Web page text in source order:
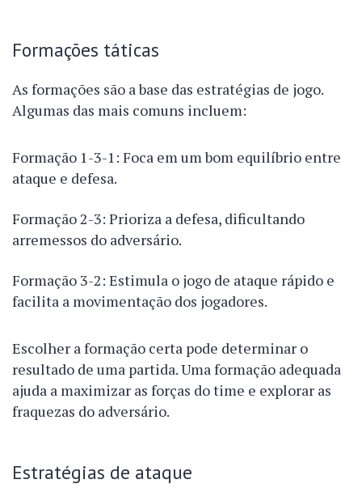
Formações táticas
As formações são a base das estratégias de jogo.
Algumas das mais comuns incluem:
Formação 1-3-1: Foca em um bom equilíbrio entre
ataque e defesa.
Formação 2-3: Prioriza a defesa, dificultando
arremessos do adversário.
Formação 3-2: Estimula o jogo de ataque rápido e
facilita a movimentação dos jogadores.
Escolher a formação certa pode determinar o
resultado de uma partida. Uma formação adequada
ajuda a maximizar as forças do time e explorar as
fraquezas do adversário.
Estratégias de ataque